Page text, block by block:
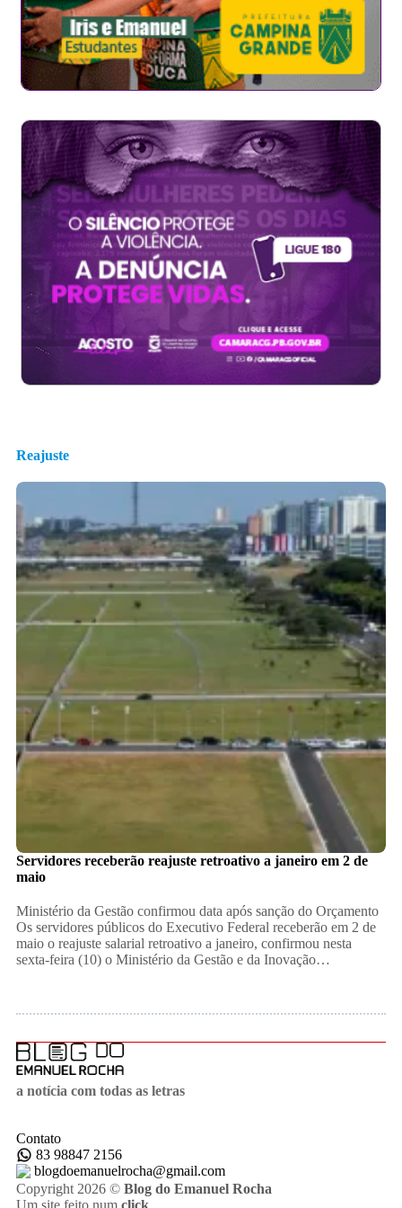
Reajuste
Servidores receberão reajuste retroativo a janeiro em 2 de
maio
Ministério da Gestão confirmou data após sanção do Orçamento
Os servidores públicos do Executivo Federal receberão em 2 de
maio o reajuste salarial retroativo a janeiro, confirmou nesta
sexta-feira (10) o Ministério da Gestão e da Inovação…
a notícia com todas as letras
Contato
83 98847 2156
blogdoemanuelrocha@gmail.com
Copyright 2026 © Blog do Emanuel Rocha
Um site feito num click